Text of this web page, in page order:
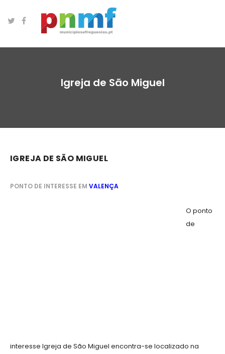
Igreja de São Miguel
IGREJA DE SÃO MIGUEL
PONTO DE INTERESSE EM VALENÇA
O ponto
de
interesse Igreja de São Miguel encontra-se localizado na